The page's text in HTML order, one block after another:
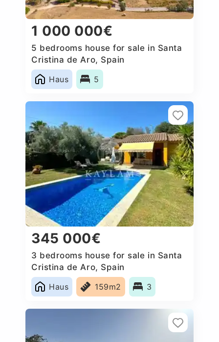
1 000 000€
5 bedrooms house for sale in Santa
Cristina de Aro, Spain
Haus
5
345 000€
3 bedrooms house for sale in Santa
Cristina de Aro, Spain
Haus
159m2 3